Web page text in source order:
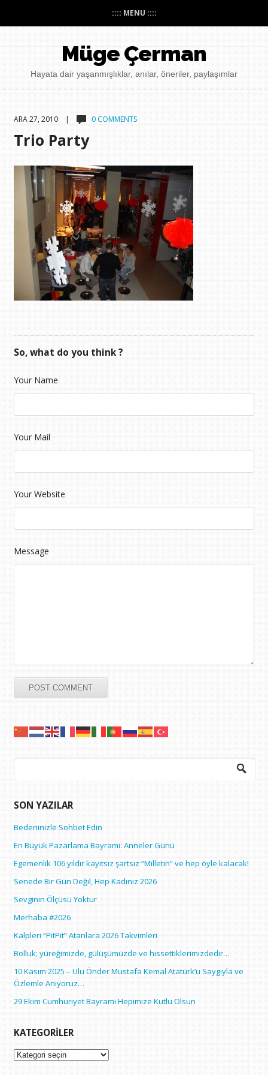
:::: MENU ::::
Müge Çerman
Hayata dair yaşanmışlıklar, anılar, öneriler, paylaşımlar
ARA 27, 2010 | 0 COMMENTS
Trio Party
So, what do you think ?
Your Name
Your Mail
Your Website
Message
Arama:
SON YAZILAR
Bedeninizle Sohbet Edin
En Büyük Pazarlama Bayramı: Anneler Günü
Egemenlik 106 yıldır kayıtsız şartsız “Milletin” ve hep öyle kalacak!
Senede Bir Gün Değil, Hep Kadınız 2026
Sevginin Ölçüsü Yoktur
Merhaba #2026
Kalpleri “PitPit” Atanlara 2026 Takvimleri
Bolluk; yüreğimizde, gülüşümüzde ve hissettiklerimizdedir…
10 Kasım 2025 – Ulu Önder Mustafa Kemal Atatürk’ü Saygıyla ve
Özlemle Anıyoruz…
29 Ekim Cumhuriyet Bayramı Hepimize Kutlu Olsun
KATEGORILER
Kategoriler